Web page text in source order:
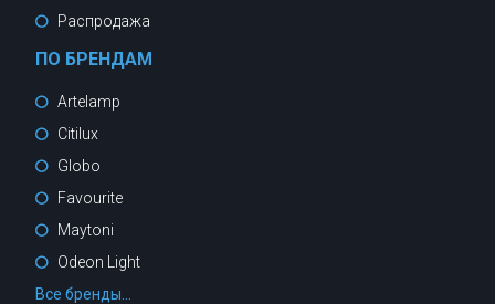
Распродажа
ПО БРЕНДАМ
Artelamp
Citilux
Globo
Favourite
Maytoni
Odeon Light
Все бренды...